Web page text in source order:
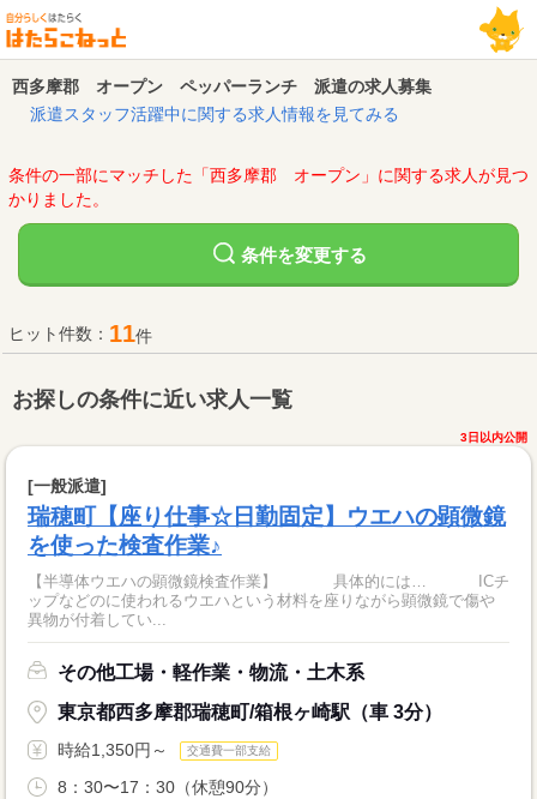
西多摩郡 オープン ペッパーランチ 派遣の求人募集
派遣スタッフ活躍中に関する求人情報を見てみる
条件の一部にマッチした「西多摩郡 オープン」に関する求人が見つ
かりました。
条件を変更する
ヒット件数： 11件
お探しの条件に近い求人一覧
3日以内公開
[一般派遣]
瑞穂町【座り仕事☆日勤固定】ウエハの顕微鏡
を使った検査作業♪
【半導体ウエハの顕微鏡検査作業】 具体的には… ICチ
ップなどのに使われるウエハという材料を座りながら顕微鏡で傷や
異物が付着してい...
その他工場・軽作業・物流・土木系
東京都西多摩郡瑞穂町/箱根ヶ崎駅（車 3分）
時給1,350円～ 交通費一部支給
8：30〜17：30（休憩90分）